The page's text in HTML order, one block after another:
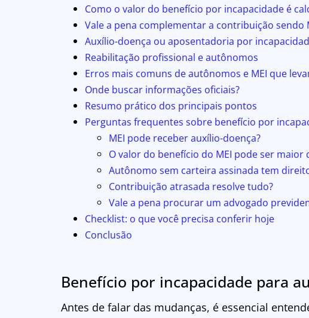
Como o valor do benefício por incapacidade é
Vale a pena complementar a contribuição sendo
Auxílio-doença ou aposentadoria por
Reabilitação profissional e autônomos
Erros mais comuns de autônomos e MEI que
Onde buscar informações oficiais?
Resumo prático dos principais pontos
Perguntas frequentes sobre benefício por
MEI pode receber auxílio-doença?
O valor do benefício do MEI pode ser maior
Autônomo sem carteira assinada tem
Contribuição atrasada resolve tudo?
Vale a pena procurar um advogado
Checklist: o que você precisa conferir hoje
Conclusão
Benefício por incapacidade para
Antes de falar das mudanças, é essencial